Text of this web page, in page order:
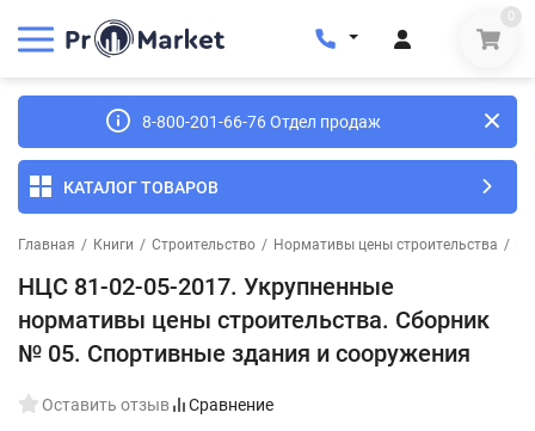
0
8-800-201-66-76 Отдел продаж
КАТАЛОГ ТОВАРОВ
Главная / Книги / Строительство / Нормативы цены строительства /
НЦС 81-02-05-2017. Укрупненные
нормативы цены строительства. Сборник
№ 05. Спортивные здания и сооружения
Оставить отзыв Сравнение